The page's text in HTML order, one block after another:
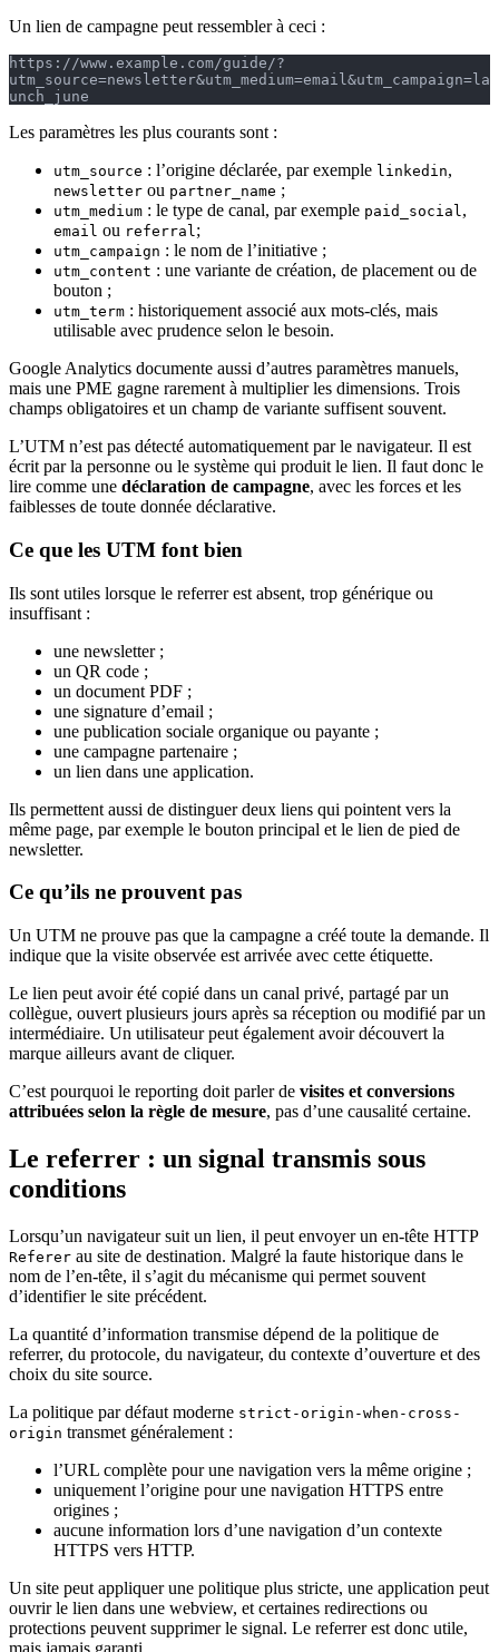
Un lien de campagne peut ressembler à ceci :
https://www.example.com/guide/?
utm_source=newsletter&utm_medium=email&utm_campaign=la
unch_june
Les paramètres les plus courants sont :
utm_source : l’origine déclarée, par exemple linkedin,
newsletter ou partner_name ;
utm_medium : le type de canal, par exemple paid_social,
email ou referral;
utm_campaign : le nom de l’initiative ;
utm_content : une variante de création, de placement ou de
bouton ;
utm_term : historiquement associé aux mots-clés, mais
utilisable avec prudence selon le besoin.
Google Analytics documente aussi d’autres paramètres manuels,
mais une PME gagne rarement à multiplier les dimensions. Trois
champs obligatoires et un champ de variante suffisent souvent.
L’UTM n’est pas détecté automatiquement par le navigateur. Il est
écrit par la personne ou le système qui produit le lien. Il faut donc le
lire comme une déclaration de campagne, avec les forces et les
faiblesses de toute donnée déclarative.
Ce que les UTM font bien
Ils sont utiles lorsque le referrer est absent, trop générique ou
insuffisant :
une newsletter ;
un QR code ;
un document PDF ;
une signature d’email ;
une publication sociale organique ou payante ;
une campagne partenaire ;
un lien dans une application.
Ils permettent aussi de distinguer deux liens qui pointent vers la
même page, par exemple le bouton principal et le lien de pied de
newsletter.
Ce qu’ils ne prouvent pas
Un UTM ne prouve pas que la campagne a créé toute la demande. Il
indique que la visite observée est arrivée avec cette étiquette.
Le lien peut avoir été copié dans un canal privé, partagé par un
collègue, ouvert plusieurs jours après sa réception ou modifié par un
intermédiaire. Un utilisateur peut également avoir découvert la
marque ailleurs avant de cliquer.
C’est pourquoi le reporting doit parler de visites et conversions
attribuées selon la règle de mesure, pas d’une causalité certaine.
Le referrer : un signal transmis sous
conditions
Lorsqu’un navigateur suit un lien, il peut envoyer un en-tête HTTP
Referer au site de destination. Malgré la faute historique dans le
nom de l’en-tête, il s’agit du mécanisme qui permet souvent
d’identifier le site précédent.
La quantité d’information transmise dépend de la politique de
referrer, du protocole, du navigateur, du contexte d’ouverture et des
choix du site source.
La politique par défaut moderne strict-origin-when-cross-
origin transmet généralement :
l’URL complète pour une navigation vers la même origine ;
uniquement l’origine pour une navigation HTTPS entre
origines ;
aucune information lors d’une navigation d’un contexte
HTTPS vers HTTP.
Un site peut appliquer une politique plus stricte, une application peut
ouvrir le lien dans une webview, et certaines redirections ou
protections peuvent supprimer le signal. Le referrer est donc utile,
mais jamais garanti.